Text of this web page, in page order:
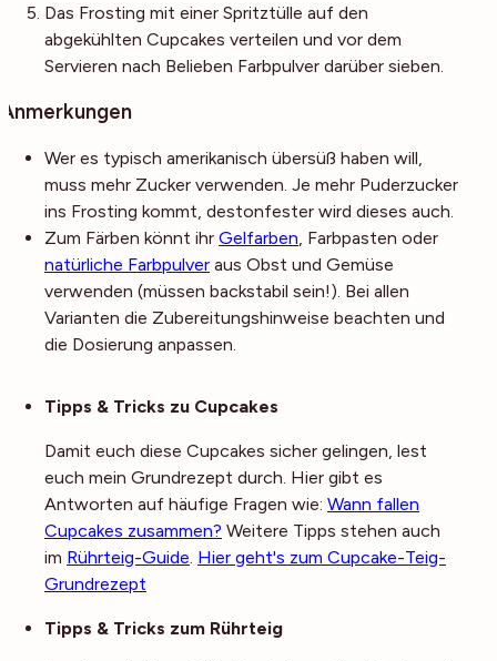
Das Frosting mit einer Spritztülle auf den
abgekühlten Cupcakes verteilen und vor dem
Servieren nach Belieben Farbpulver darüber sieben.
Anmerkungen
Wer es typisch amerikanisch übersüß haben will,
muss mehr Zucker verwenden. Je mehr Puderzucker
ins Frosting kommt, destonfester wird dieses auch.
Zum Färben könnt ihr Gelfarben, Farbpasten oder
natürliche Farbpulver aus Obst und Gemüse
verwenden (müssen backstabil sein!). Bei allen
Varianten die Zubereitungshinweise beachten und
die Dosierung anpassen.
Tipps & Tricks zu Cupcakes
Damit euch diese Cupcakes sicher gelingen, lest
euch mein Grundrezept durch. Hier gibt es
Antworten auf häufige Fragen wie: Wann fallen
Cupcakes zusammen? Weitere Tipps stehen auch
im Rührteig-Guide. Hier geht's zum Cupcake-Teig-
Grundrezept
Tipps & Tricks zum Rührteig